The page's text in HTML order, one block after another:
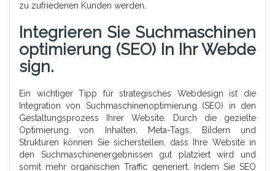
zu zufriedenen Kunden werden.
Integrieren Sie Suchmaschinen
Optimierung (SEO) In Ihr Webde
Sign.
Ein wichtiger Tipp für strategisches Webdesign ist die
Integration von Suchmaschinenoptimierung (SEO) in den
Gestaltungsprozess Ihrer Website. Durch die gezielte
Optimierung von Inhalten, Meta-Tags, Bildern und
Strukturen können Sie sicherstellen, dass Ihre Website in
den Suchmaschinenergebnissen gut platziert wird und
somit mehr organischen Traffic generiert. Indem Sie SEO